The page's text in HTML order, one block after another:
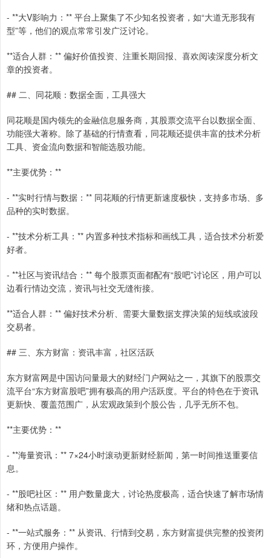
- **大V影响力：** 平台上聚集了不少知名投资者，如“大道无形我有
型”等，他们的观点常常引发广泛讨论。
**适合人群：** 偏好价值投资、注重长期回报、喜欢阅读深度分析文
章的投资者。
## 二、同花顺：数据全面，工具强大
同花顺是国内领先的金融信息服务商，其股票交流平台以数据全面、
功能强大著称。除了基础的行情查看，同花顺还提供丰富的技术分析
工具、资金流向数据和智能选股功能。
**主要优势：**
- **实时行情与数据：** 同花顺的行情更新速度极快，支持多市场、多
品种的实时数据。
- **技术分析工具：** 内置多种技术指标和画线工具，适合技术分析爱
好者。
- **社区与资讯结合：** 每个股票页面都配有“股吧”讨论区，用户可以
边看行情边交流，资讯与社交无缝衔接。
**适合人群：** 偏好技术分析、需要大量数据支撑决策的短线或波段
交易者。
## 三、东方财富：资讯丰富，社区活跃
东方财富网是中国访问量最大的财经门户网站之一，其旗下的股票交
流平台“东方财富股吧”拥有极高的用户活跃度。平台的特色在于资讯
更新快、覆盖范围广，从宏观政策到个股公告，几乎无所不包。
**主要优势：**
- **海量资讯：** 7×24小时滚动更新财经新闻，第一时间推送重要信
息。
- **股吧社区：** 用户数量庞大，讨论热度极高，适合快速了解市场情
绪和热点话题。
- **一站式服务：** 从资讯、行情到交易，东方财富提供完整的投资闭
环，方便用户操作。